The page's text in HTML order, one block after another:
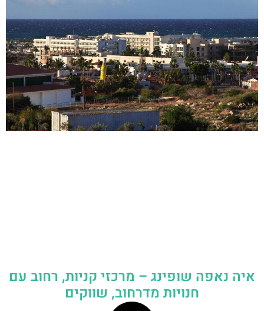
איה נאפה שופינג – מרכזי קניות, רחוב עם
חנויות מדרחוב, שווקים